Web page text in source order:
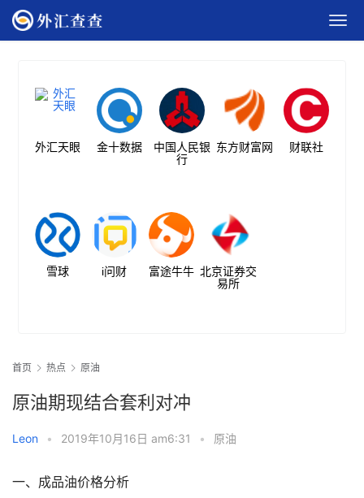
外汇天眼 金十数据
中国人民银
行
东方财富网 财联社
雪球 i问财 富途牛牛 北京证券交
易所
首页 热点 原油
原油期现结合套利对冲
Leon • 2019年10月16日 am6:31 • 原油
一、成品油价格分析